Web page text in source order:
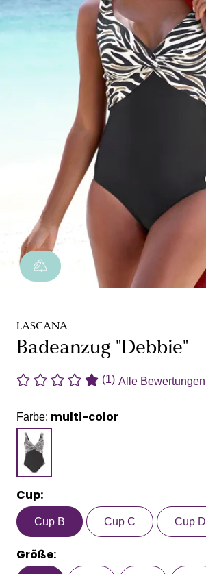
LASCANA
Badeanzug "Debbie"
(1) Alle Bewertungen
Farbe: multi-color
Cup:
Cup B Cup C Cup D
Größe: